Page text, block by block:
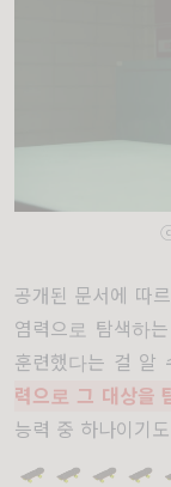
공개된 문서에 따
염력으로 탐색하는
훈련했다는 걸 알
력으로 그 대상을
능력 중 하나이기